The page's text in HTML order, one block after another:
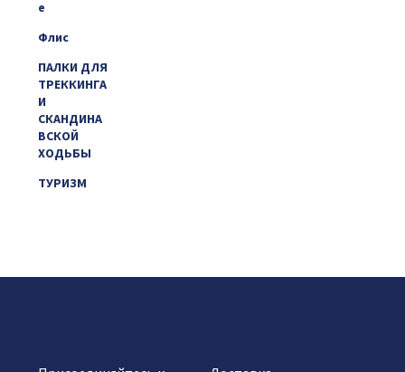
е
Флис
ПАЛКИ ДЛЯ
ТРЕККИНГА
И
СКАНДИНА
ВСКОЙ
ХОДЬБЫ
ТУРИЗМ